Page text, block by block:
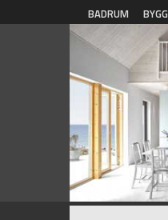
Hoppa till huvudinnehåll
BADRUM BYGG